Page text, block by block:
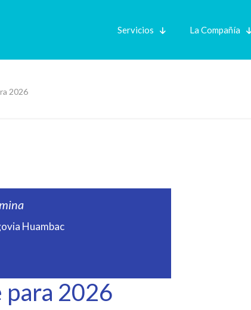
Servicios La Compañía
2026
Huambac
para 2026